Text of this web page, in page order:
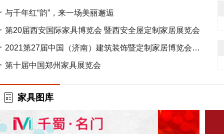
与千年红“韵”，来一场美丽邂逅
第20届西安国际家具博览会 暨西安全屋定制家居展览会
2021第27届中国（济南）建筑装饰暨定制家居博览会邀请函
第十届中国郑州家具展览会
家具图库